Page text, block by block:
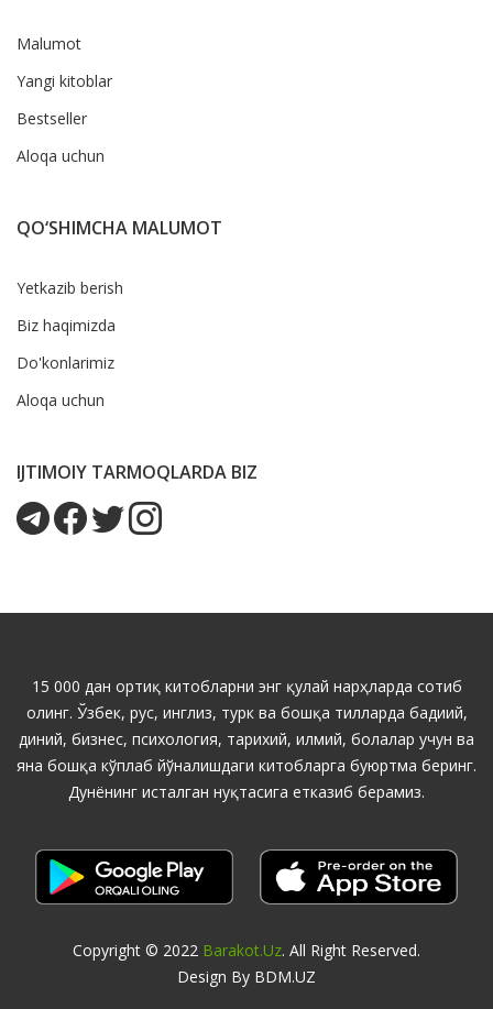
Malumot
Yangi kitoblar
Bestseller
Aloqa uchun
QO‘SHIMCHA MALUMOT
Yetkazib berish
Biz haqimizda
Do'konlarimiz
Aloqa uchun
IJTIMOIY TARMOQLARDA BIZ
15 000 дан ортиқ китобларни энг қулай нарҳларда сотиб
олинг. Ўзбек, рус, инглиз, турк ва бошқа тилларда бадиий,
диний, бизнес, психология, тарихий, илмий, болалар учун ва
яна бошқа кўплаб йўналишдаги китобларга буюртма беринг.
Дунёнинг исталган нуқтасига етказиб берамиз.
Copyright © 2022 Barakot.uz. All Right Reserved.
Design By BDM.UZ